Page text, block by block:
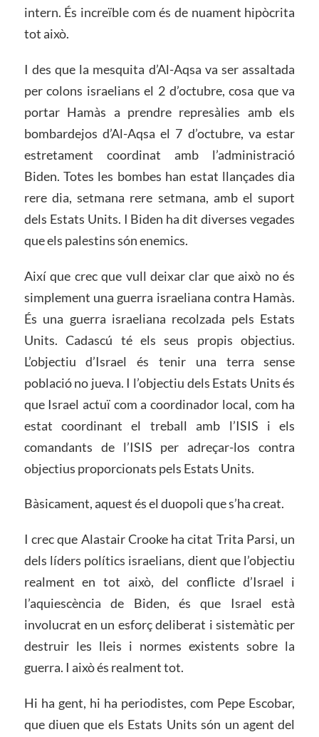
intern. És increïble com és de nuament hipòcrita
tot això.
I des que la mesquita d’Al-Aqsa va ser assaltada
per colons israelians el 2 d’octubre, cosa que va
portar Hamàs a prendre represàlies amb els
bombardejos d’Al-Aqsa el 7 d’octubre, va estar
estretament coordinat amb l’administració
Biden. Totes les bombes han estat llançades dia
rere dia, setmana rere setmana, amb el suport
dels Estats Units. I Biden ha dit diverses vegades
que els palestins són enemics.
Així que crec que vull deixar clar que això no és
simplement una guerra israeliana contra Hamàs.
És una guerra israeliana recolzada pels Estats
Units. Cadascú té els seus propis objectius.
L’objectiu d’Israel és tenir una terra sense
població no jueva. I l’objectiu dels Estats Units és
que Israel actuï com a coordinador local, com ha
estat coordinant el treball amb l’ISIS i els
comandants de l’ISIS per adreçar-los contra
objectius proporcionats pels Estats Units.
Bàsicament, aquest és el duopoli que s’ha creat.
I crec que Alastair Crooke ha citat Trita Parsi, un
dels líders polítics israelians, dient que l’objectiu
realment en tot això, del conflicte d’Israel i
l’aquiescència de Biden, és que Israel està
involucrat en un esforç deliberat i sistemàtic per
destruir les lleis i normes existents sobre la
guerra. I això és realment tot.
Hi ha gent, hi ha periodistes, com Pepe Escobar,
que diuen que els Estats Units són un agent del